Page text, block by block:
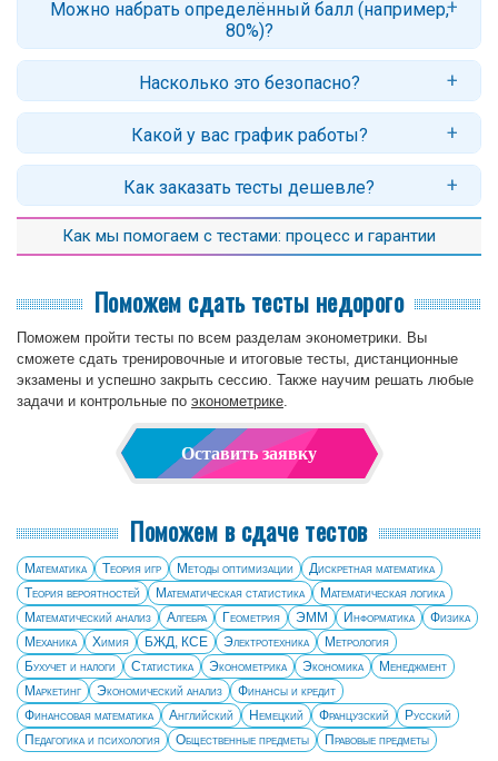
ответов). Если по вине нашего автора тест не будет зачтен — мы
вернём оплату или пересдадим тест бесплатно, если это
возможно. Технические сбои на стороне сайта СДО не считаются
Можно набрать определённый балл (например,
80%)?
Укажите желаемый результат при оформлении заявки — мы
подберём автора под ваши требования и заранее скажем,
возможно ли их выполнить (это зависит от вуза и предмета, в
наиболее популярных можем обеспечить высокий %).
Насколько это безопасно?
Мы не передаём ваши данные третьим лицам. На время
прохождения теста лучше не заходить в систему с других
устройств, чтобы не прервать сессию.
Какой у вас график работы?
Мы принимаем заявки ежедневно, без выходных.
Как заказать тесты дешевле?
Для получения более выгодной цены обращайтесь заранее (не за
пару дней до конца сессии, а когда тесты откроются к сдаче или
тестов одновременно - сделаем скидку.
Как мы помогаем с тестами: процесс и гарантии
Поможем сдать тесты недорого
Поможем пройти тесты по всем разделам эконометрики. Вы
сможете сдать тренировочные и итоговые тесты, дистанционные
экзамены и успешно закрыть сессию. Также научим решать любые
задачи и контрольные по эконометрике
Оставить заявку
Поможем в сдаче тестов
Математика Теория игр Методы оптимизации
Дискретная математика
Теория вероятностей
Математическая статистика
Математическая логика
Математический анализ
Алгебра Геометрия ЭММ Информатика
Физика
Механика
Химия БЖД, КСЕ Электротехника
Метрология
Бухучет и налоги
Статистика Эконометрика Экономика
Менеджмент
Маркетинг
Экономический анализ
Финансы и кредит
Финансовая математика
Английский Немецкий Французский
Русский
Педагогика и психология
Общественные предметы Правовые предметы